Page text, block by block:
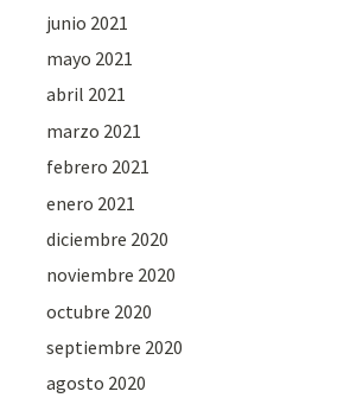
junio 2021
mayo 2021
abril 2021
marzo 2021
febrero 2021
enero 2021
diciembre 2020
noviembre 2020
octubre 2020
septiembre 2020
agosto 2020